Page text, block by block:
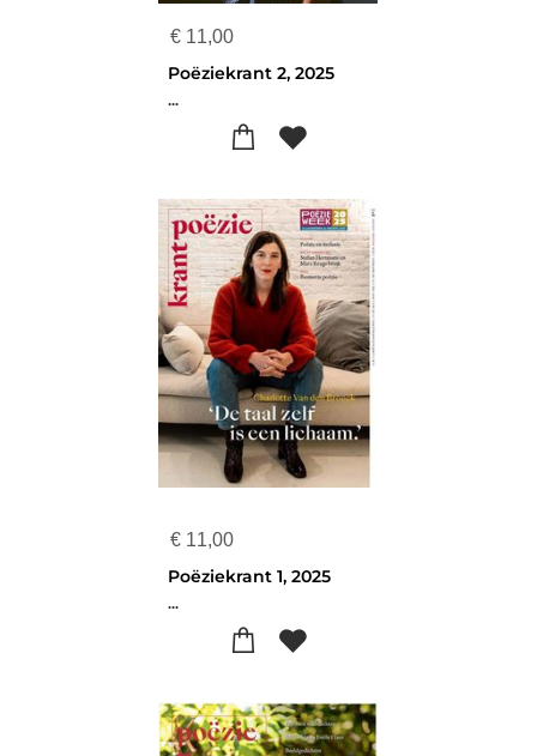
€ 11,00
Poëziekrant 2, 2025
...
€ 11,00
Poëziekrant 1, 2025
...